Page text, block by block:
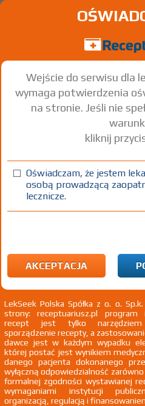
® 20
Betaxolol hydrochloride
tabl. powl. 20 mg
100%
Wszystkie dawki leku
Wejście do serwisu dla
wymaga potwierdzenia
na stronie. Jeśli nie
kliknij
Oświadczam, że jestem
osobą prowadzącą
lecznicze.
AKCEPTACJA
LekSeek Polska Spółka z o. o.
strony: receptuariusz.pl program
recept jest tylko narzędziem
sporządzenie recepty, a
dawce jest w każdym wypadku
której postać jest wynikiem
danego pacjenta dokonanego
wyłączną odpowiedzialność
formalnej zgodności wystawianej
wymaganiami instytucji
organizacją, regulacją i